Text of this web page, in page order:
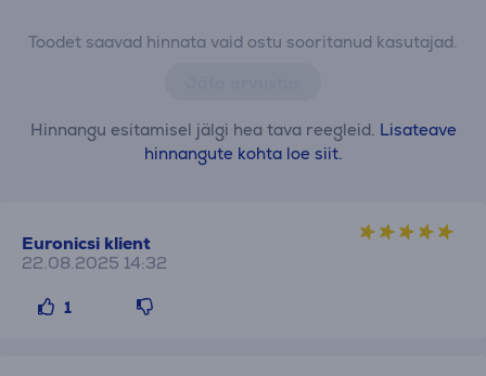
Toodet saavad hinnata vaid ostu sooritanud kasutajad.
Hinnangu esitamisel jälgi hea tava reegleid. Lisateave
hinnangute kohta loe siit.
Euronicsi klient
22.08.2025 14:32
1